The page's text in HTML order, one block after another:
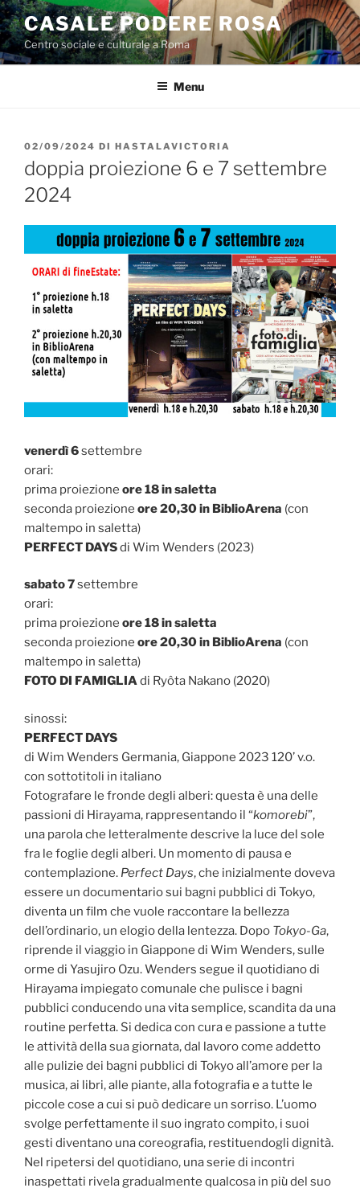
Salta
al
contenuto
CASALE PODERE ROSA
Centro sociale e culturale a Roma
Menu
PUBBLICATO
IL
02/09/2024 DI HASTALAVICTORIA
doppia proiezione 6 e 7 settembre
2024
venerdì 6settembre
orari:
prima proiezione ore 18 in saletta
seconda proiezione ore 20,30 in BiblioArena (con
maltempo in saletta)
PERFECT DAYSdi Wim Wenders (2023)
sabato 7settembre
orari:
prima proiezione ore 18 in saletta
seconda proiezione ore 20,30 in BiblioArena (con
maltempo in saletta)
FOTO DI FAMIGLIAdi Ryôta Nakano (2020)
sinossi:
PERFECT DAYS
di Wim Wenders Germania, Giappone 2023 120’ v.o.
con sottotitoli in italiano
Fotografare le fronde degli alberi: questa è una delle
passioni di Hirayama, rappresentando il “komorebi”,
una parola che letteralmente descrive la luce del sole
fra le foglie degli alberi. Un momento di pausa e
contemplazione. Perfect Days, che inizialmente doveva
essere un documentario sui bagni pubblici di Tokyo,
diventa un film che vuole raccontare la bellezza
dell’ordinario, un elogio della lentezza. Dopo Tokyo-Ga,
riprende il viaggio in Giappone di Wim Wenders, sulle
orme di Yasujiro Ozu. Wenders segue il quotidiano di
Hirayama impiegato comunale che pulisce i bagni
pubblici conducendo una vita semplice, scandita da una
routine perfetta. Si dedica con cura e passione a tutte
le attività della sua giornata, dal lavoro come addetto
alle pulizie dei bagni pubblici di Tokyo all’amore per la
musica, ai libri, alle piante, alla fotografia e a tutte le
piccole cose a cui si può dedicare un sorriso. L’uomo
svolge perfettamente il suo ingrato compito, i suoi
gesti diventano una coreografia, restituendogli dignità.
Nel ripetersi del quotidiano, una serie di incontri
inaspettati rivela gradualmente qualcosa in più̀ del suo